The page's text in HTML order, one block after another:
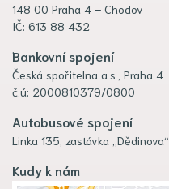
148 00 Praha 4 – Chodov
IČ: 613 88 432
Bankovní spojení
Česká spořitelna a.s., Praha 4
č.ú: 2000810379/0800
Autobusové spojení
Linka 135, zastávka „Dědinova“
Kudy k nám